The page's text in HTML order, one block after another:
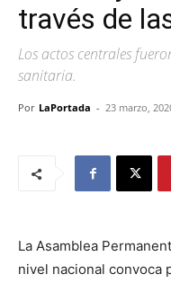
través de
Los actos centrales
sanitaria.
Por LaPortada - 23 marzo,
La Asamblea
nivel nacional convoca